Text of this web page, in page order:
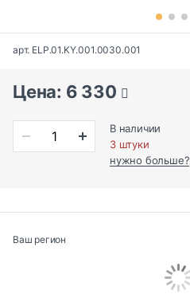
арт. ELP.01.KY.001.0030.001
Цена: 6 330
В наличии
3 штуки
нужно больше?
Ваш регион